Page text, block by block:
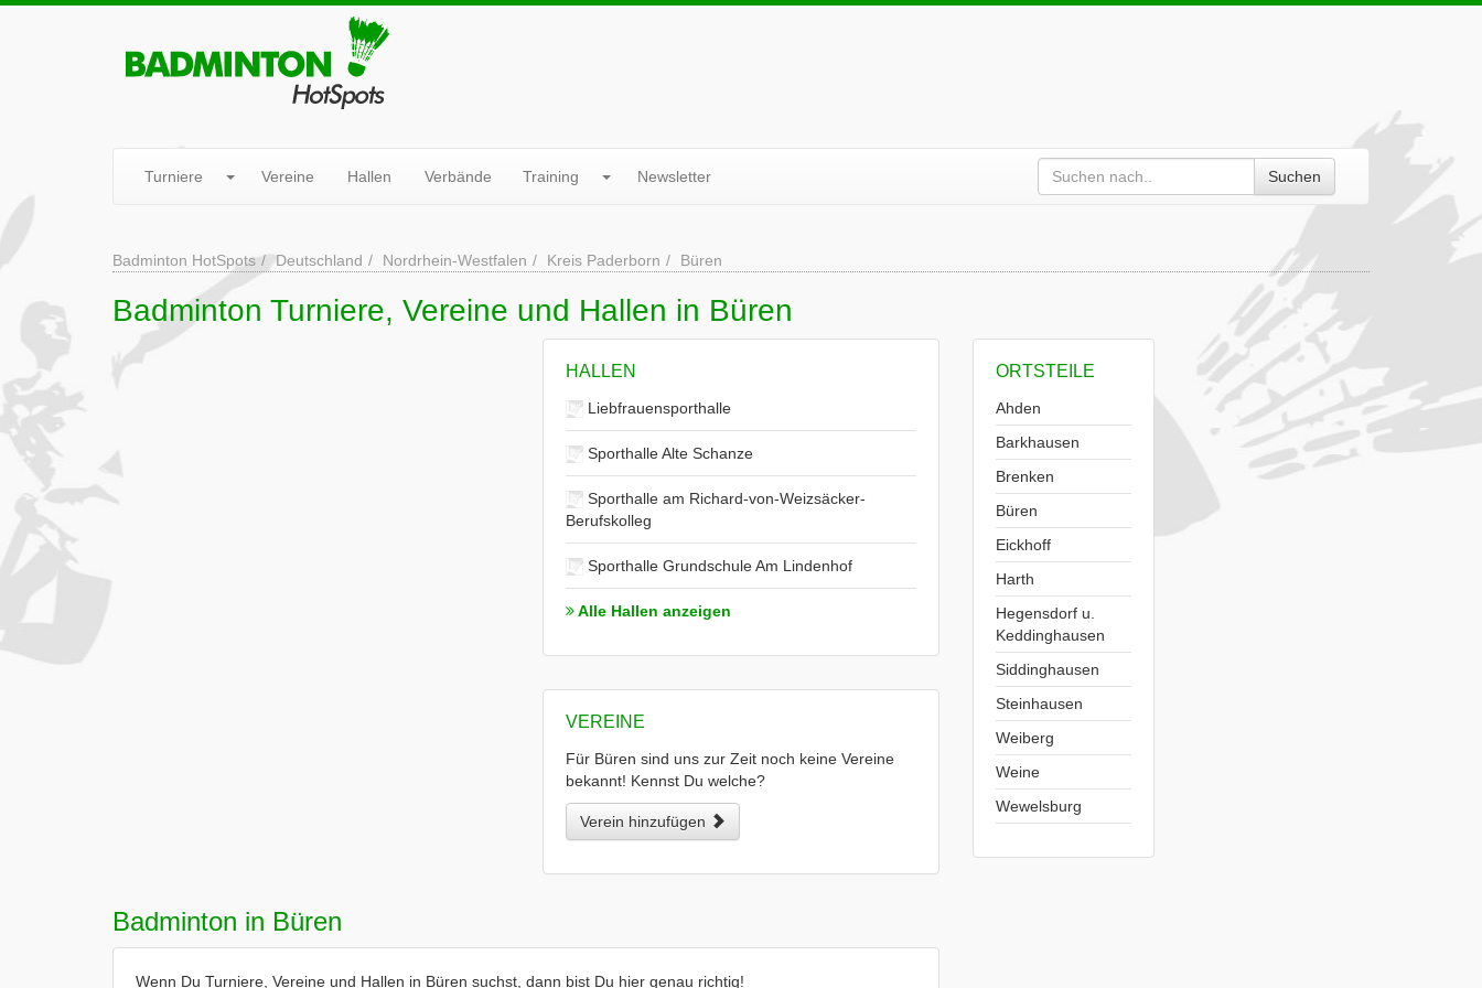
Turniere Vereine Hallen Verbände Training Newsletter Suchen
Badminton HotSpots Deutschland Nordrhein-Westfalen Kreis Paderborn Büren
Badminton Turniere, Vereine und Hallen in Büren
HALLEN
Liebfrauensporthalle
Sporthalle Alte Schanze
Sporthalle am Richard-von-Weizsäcker-
Berufskolleg
Sporthalle Grundschule Am Lindenhof
Alle Hallen anzeigen
VEREINE
Für Büren sind uns zur Zeit noch keine Vereine
bekannt! Kennst Du welche?
Verein hinzufügen
Badminton in Büren
Wenn Du Turniere, Vereine und Hallen in Büren suchst, dann bist Du hier genau richtig!
ORTSTEILE
Ahden
Barkhausen
Brenken
Büren
Eickhoff
Harth
Hegensdorf u.
Keddinghausen
Siddinghausen
Steinhausen
Weiberg
Weine
Wewelsburg